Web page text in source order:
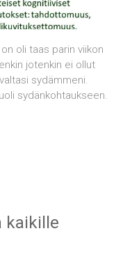
oli taas parin viikon
jotenkin ei ollut
sydämmeni.
sydänkohtaukseen.
kaikille